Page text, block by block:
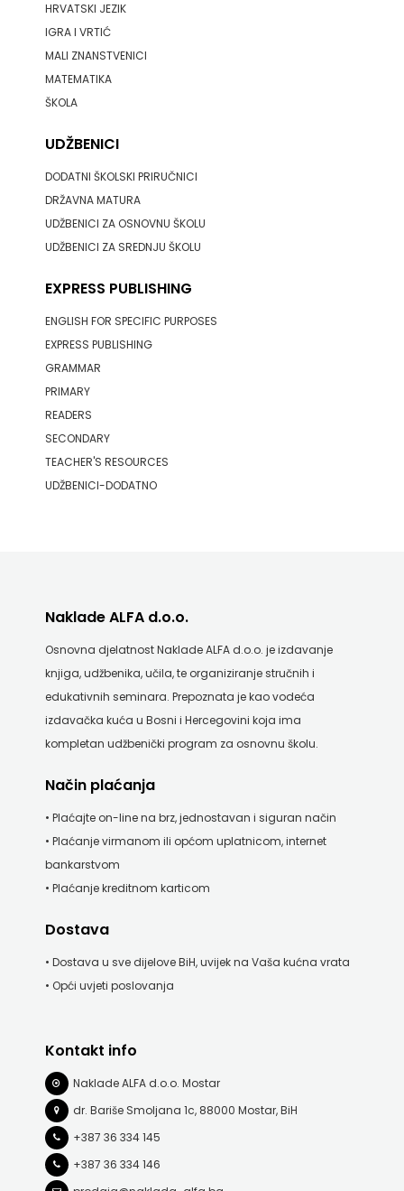
HRVATSKI JEZIK
IGRA I VRTIĆ
MALI ZNANSTVENICI
MATEMATIKA
ŠKOLA
UDŽBENICI
DODATNI ŠKOLSKI PRIRUČNICI
DRŽAVNA MATURA
UDŽBENICI ZA OSNOVNU ŠKOLU
UDŽBENICI ZA SREDNJU ŠKOLU
EXPRESS PUBLISHING
ENGLISH FOR SPECIFIC PURPOSES
EXPRESS PUBLISHING
GRAMMAR
PRIMARY
READERS
SECONDARY
TEACHER'S RESOURCES
UDŽBENICI-DODATNO
Naklade ALFA d.o.o.
Osnovna djelatnost Naklade ALFA d.o.o. je izdavanje
knjiga, udžbenika, učila, te organiziranje stručnih i
edukativnih seminara. Prepoznata je kao vodeća
izdavačka kuća u Bosni i Hercegovini koja ima
kompletan udžbenički program za osnovnu školu.
Način plaćanja
• Plaćajte on-line na brz, jednostavan i siguran način
• Plaćanje virmanom ili općom uplatnicom, internet
bankarstvom
• Plaćanje kreditnom karticom
Dostava
• Dostava u sve dijelove BiH, uvijek na Vaša kućna vrata
• Opći uvjeti poslovanja
Kontakt info
Naklade ALFA d.o.o. Mostar
dr. Bariše Smoljana 1c, 88000 Mostar, BiH
+387 36 334 145
+387 36 334 146